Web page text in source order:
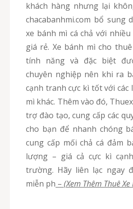
khách hàng nhưng lại
chacabanhmi.com bổ sung
xe bánh mì cá chả với
giá rẻ. Xe bánh mì cho
tính năng và đặc biệt
chuyên nghiệp nên khi ra
cạnh tranh cực kì tốt với các
mì khác. Thêm vào đó,
trợ đào tạo, cung cấp các
cho bạn để nhanh chóng
cung cấp mối chả cá đảm
lượng – giá cả cực kì
trường. Hãy liên lạc ngay
miễn ph – (Xem Thêm Thuê